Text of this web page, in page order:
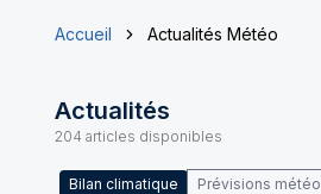
Accueil Actualités Météo
Actualités
204 articles disponibles
Bilan climatique Prévisions météo